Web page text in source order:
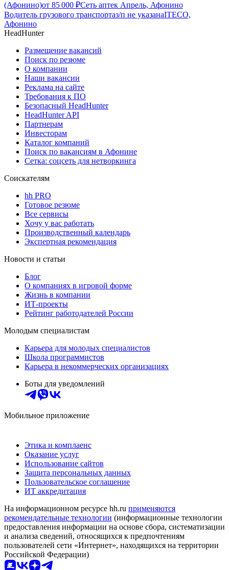
(Афонино)от 85 000 ₽Сеть аптек Апрель, Афонино
Водитель грузового транспортаз/п не указанаITECO,
Афонино
HeadHunter
Размещение вакансий
Поиск по резюме
О компании
Наши вакансии
Реклама на сайте
Требования к ПО
Безопасный HeadHunter
HeadHunter API
Партнерам
Инвесторам
Каталог компаний
Поиск по вакансиям в Афонине
Сетка: соцсеть для нетворкинга
Соискателям
hh PRO
Готовое резюме
Все сервисы
Хочу у вас работать
Производственный календарь
Экспертная рекомендация
Новости и статьи
Блог
О компаниях в игровой форме
Жизнь в компании
ИТ-проекты
Рейтинг работодателей России
Молодым специалистам
Карьера для молодых специалистов
Школа программистов
Карьера в некоммерческих организациях
Боты для уведомлений
Мобильное приложение
Этика и комплаенс
Оказание услуг
Использование сайтов
Защита персональных данных
Пользовательское соглашение
ИТ аккредитация
На информационном ресурсе hh.ru применяются
рекомендательные технологии (информационные технологии
предоставления информации на основе сбора, систематизации
и анализа сведений, относящихся к предпочтениям
пользователей сети «Интернет», находящихся на территории
Российской Федерации)